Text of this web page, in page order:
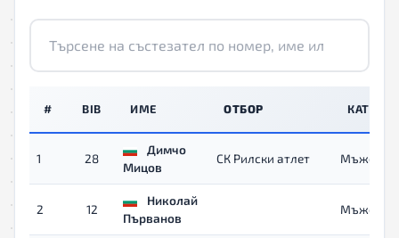
# BIB ИМЕ ОТБОР
1 28
Димчо
Мицов
СК Рилски атлет Мъже
2 12
Николай
Първанов
Мъже